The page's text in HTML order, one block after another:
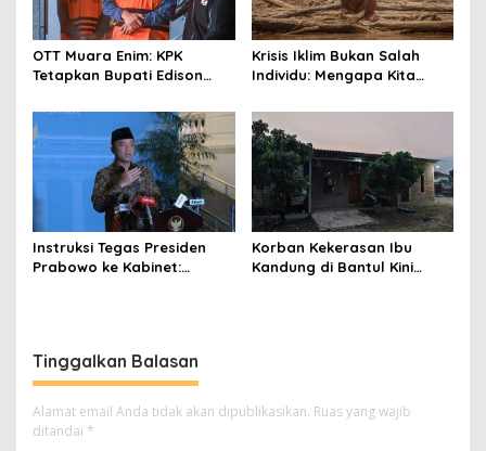
OTT Muara Enim: KPK
Tetapkan Bupati Edison
Gratifikasi
Krisis Iklim Bukan Salah
Individu: Mengapa Kita
“Tanggung Jawab
Pribadi”?
Instruksi Tegas Presiden
Prabowo ke Kabinet:
Korban Kekerasan Ibu
Kandung di Bantul Kini
Tinggalkan Balasan
Alamat email Anda tidak akan dipublikasikan. Ruas yang wajib
ditandai *